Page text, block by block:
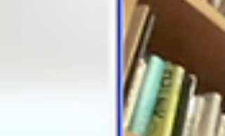
多様性のために、教育と福祉の狭間のポケ
トに落ちてしまい、施策が受けられていな
現状 国レベルでの教育と福祉の連携を提案
ぜひご覧ください。 当団体は、今後も全国
のこどもの居場所づくりに関わる団体や行
との連携・協働を通じて、こどもたちが安
して育ち、成長できる環境の整備に取り組